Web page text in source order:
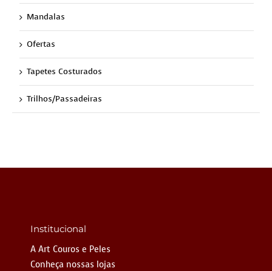
Mandalas
Ofertas
Tapetes Costurados
Trilhos/Passadeiras
Institucional
A Art Couros e Peles
Conheça nossas lojas